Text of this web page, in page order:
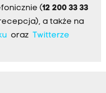
(12 200 33 33
a także na
oraz Twitterze